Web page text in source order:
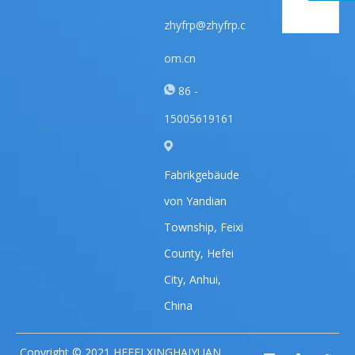
zhyfrp@zhyfrp.c
om.cn
86 -
15005619161
Fabrikgebäude
von Yandian
Township, Feixi
County, Hefei
City, Anhui,
China